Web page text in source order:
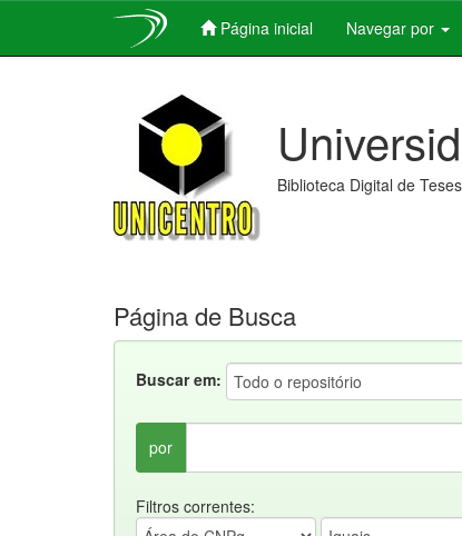
Página inicial Navegar por
Biblioteca Digital de
Página de Busca
Buscar em:
por
Filtros correntes: